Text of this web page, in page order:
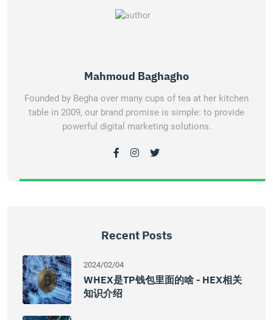
Mahmoud Baghagho
Founded by Begha over many cups of tea at her kitchen
table in 2009, our brand promise is simple: to provide
powerful digital marketing solutions.
Recent Posts
2024/02/04
WHEX是TP钱包里面的啥 - HEX相关
知识介绍